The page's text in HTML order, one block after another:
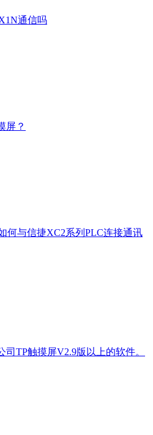
通信吗
屏？
何与信捷XC2系列PLC连接通讯
TP触摸屏V2.9版以上的软件。